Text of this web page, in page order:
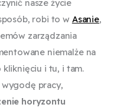
nasze życie
robi to w Asanie,
zarządzania
niemalże na
kliknięciu i tu, i tam.
wygodę pracy,
horyzontu